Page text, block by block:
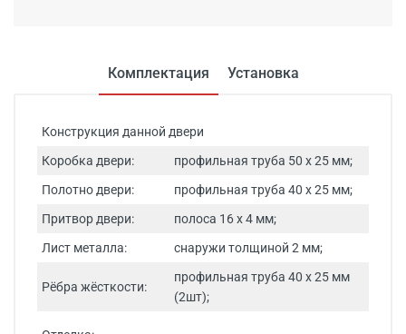
Комплектация Установка
Конструкция данной двери
Коробка двери:
профильная труба 50 х 25 мм;
Полотно двери:
профильная труба 40 х 25 мм;
Притвор двери:
полоса 16 х 4 мм;
Лист металла:
снаружи толщиной 2 мм;
Рёбра жёсткости:
профильная труба 40 х 25 мм
(2шт);